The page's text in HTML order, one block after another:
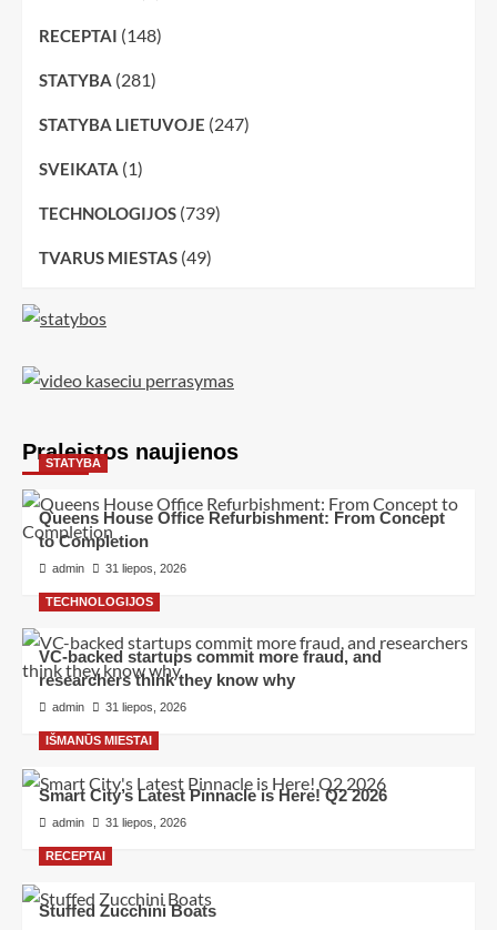
RECEPTAI (148)
STATYBA (281)
STATYBA LIETUVOJE (247)
SVEIKATA (1)
TECHNOLOGIJOS (739)
TVARUS MIESTAS (49)
Praleistos naujienos
STATYBA
Queens House Office Refurbishment: From Concept
to Completion
admin 31 liepos, 2026
TECHNOLOGIJOS
VC-backed startups commit more fraud, and
researchers think they know why
admin 31 liepos, 2026
IŠMANŪS MIESTAI
Smart City’s Latest Pinnacle is Here! Q2 2026
admin 31 liepos, 2026
RECEPTAI
Stuffed Zucchini Boats